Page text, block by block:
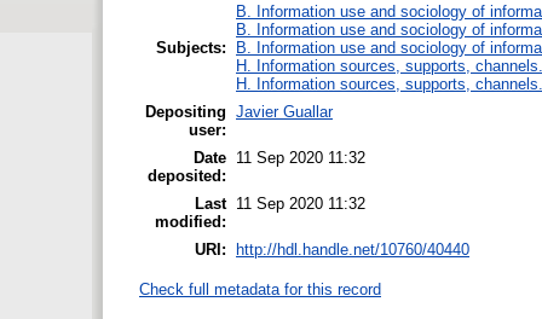
Subjects:
B. Information use and sociology of
B. Information use and sociology of
B. Information use and sociology of
H. Information sources, supports, channels.
H. Information sources, supports, channels.
Depositing
user:
Javier Guallar
Date
deposited:
11 Sep 2020 11:32
Last
modified:
11 Sep 2020 11:32
URI: http://hdl.handle.net/10760/40440
Check full metadata for this record